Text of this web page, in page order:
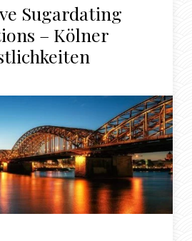
Sugardating
– Kölner